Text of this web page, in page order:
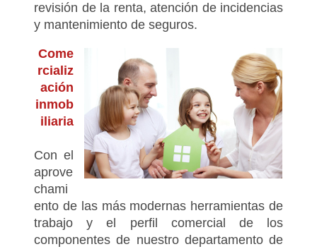
revisión de la renta, atención de incidencias
y mantenimiento de seguros.
Come
rcializ
ación
inmob
iliaria
Con el
aprove
chami
ento de las más modernas herramientas de
trabajo y el perfil comercial de los
componentes de nuestro departamento de